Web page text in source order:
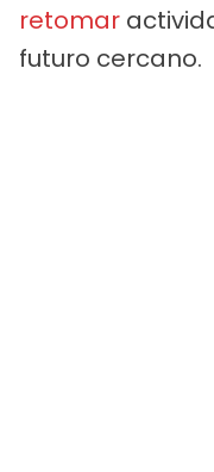
retomar
futuro cercano.